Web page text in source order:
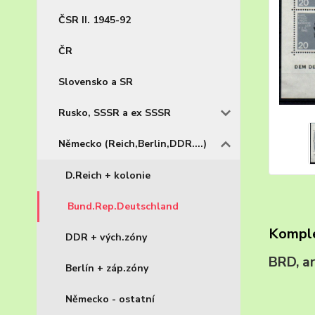
ČSR II. 1945-92
ČR
Slovensko a SR
Rusko, SSSR a ex SSSR
Německo (Reich,Berlin,DDR....)
D.Reich + kolonie
Bund.Rep.Deutschland
DDR + vých.zóny
Berlín + záp.zóny
Německo - ostatní
BRD,